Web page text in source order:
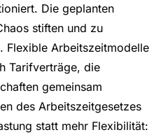
Die geplanten
stiften und zu
Flexible Arbeitszeitmodelle
Tarifverträge, die
gemeinsam
des Arbeitszeitgesetzes
statt mehr Flexibilität: